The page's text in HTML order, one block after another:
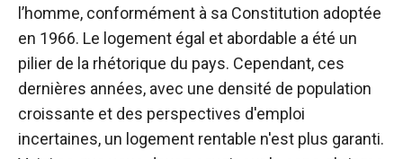
l’homme, conformément à sa Constitution adoptée
en 1966. Le logement égal et abordable a été un
pilier de la rhétorique du pays. Cependant, ces
dernières années, avec une densité de population
croissante et des perspectives d'emploi
incertaines, un logement rentable n'est plus garanti.